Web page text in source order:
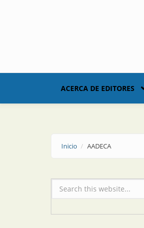
ACERCA DE EDITORES
Inicio AADECA
Formulario de búsqueda